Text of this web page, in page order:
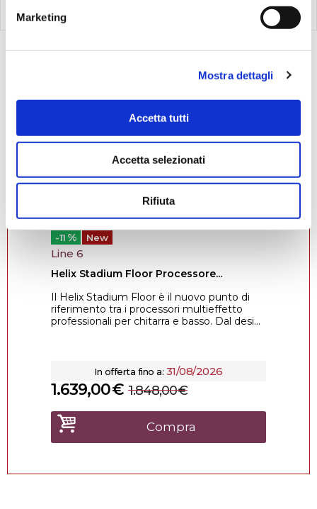
Marketing
Mostra dettagli
Accetta tutti
Accetta selezionati
Rifiuta
1 2 Vedi1-24di29
Offerte Speciali
-11 % New
Line 6
Helix Stadium Floor Processore...
Il Helix Stadium Floor è il nuovo punto di
riferimento tra i processori multieffetto
professionali per chitarra e basso. Dal desi...
In offerta fino a: 31/08/2026
€
1.639,00 €
1.848,00
Compra